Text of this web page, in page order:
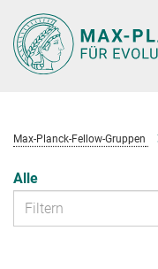
Hauptinhalt
Max-Planck-Fellow-Gruppen
Alle